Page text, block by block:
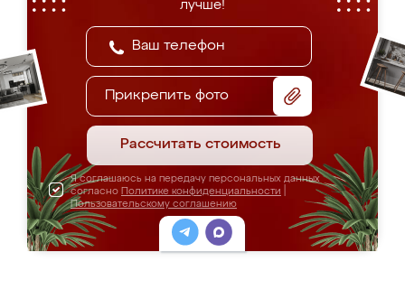
лучше!
Прикрепить фото
Рассчитать стоимость
Я соглашаюсь на передачу персональных данных
согласно Политике конфиденциальности
Пользовательскому соглашению